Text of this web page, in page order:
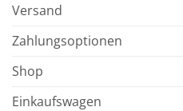
Versand
Zahlungsoptionen
Shop
Einkaufswagen